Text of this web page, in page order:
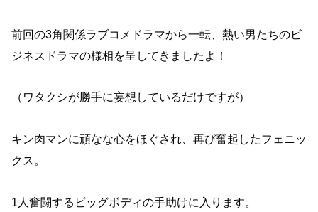
前回の3角関係ラブコメドラマから一転、熱い男たちのビ
ジネスドラマの様相を呈してきましたよ！
（ワタクシが勝手に妄想しているだけですが）
キン肉マンに頑なな心をほぐされ、再び奮起したフェニッ
クス。
1人奮闘するビッグボディの手助けに入ります。